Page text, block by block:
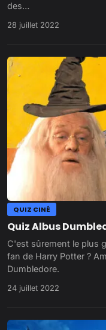
des…
28 juillet 2022
QUIZ CINÉ
Quiz Albus
C'est sûrement le plus
fan de Harry Potter ?
Dumbledore.
24 juillet 2022